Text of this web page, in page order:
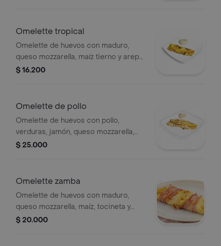
Omelette tropical
Omelette de huevos con maduro,
queso mozzarella, maíz tierno y arepa
o pan.
$ 16.200
Omelette de pollo
Omelette de huevos con pollo,
verduras, jamón, queso mozzarella,
champiñones y arepa o pan.
$ 25.000
Omelette zamba
Omelette de huevos con maduro,
queso mozzarella, maíz, tocineta y
arepa o pan.
$ 20.000